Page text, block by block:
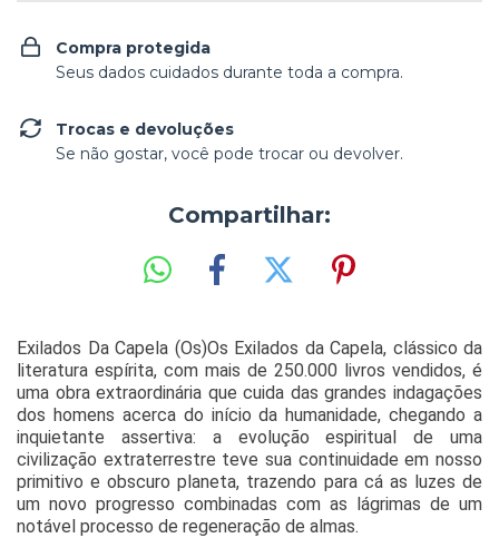
Compra protegida
Seus dados cuidados durante toda a compra.
Trocas e devoluções
Se não gostar, você pode trocar ou devolver.
Compartilhar:
Exilados Da Capela (Os)Os Exilados da Capela, clássico da
literatura espírita, com mais de 250.000 livros vendidos, é
uma obra extraordinária que cuida das grandes indagações
dos homens acerca do início da humanidade, chegando a
inquietante assertiva: a evolução espiritual de uma
civilização extraterrestre teve sua continuidade em nosso
primitivo e obscuro planeta, trazendo para cá as luzes de
um novo progresso combinadas com as lágrimas de um
notável processo de regeneração de almas.